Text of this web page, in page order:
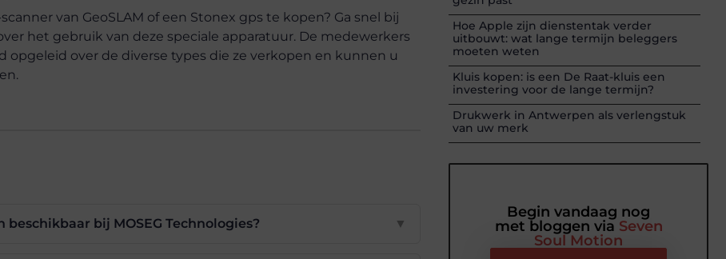
van GeoSLAM of een Stonex gps te kopen? Ga snel bij
het gebruik van deze speciale apparatuur. De medewerkers
opgeleid over de diverse types die ze verkopen en kunnen u
beschikbaar bij MOSEG Technologies? ▼
Hoe Apple zijn dienstentak verder
uitbouwt: wat lange termijn beleggers
moeten weten
Kluis kopen: is een De Raat-kluis een
investering voor de lange termijn?
Drukwerk in Antwerpen als verlengstuk
van uw merk
Begin vandaag nog
met bloggen via Seven
Soul Motion